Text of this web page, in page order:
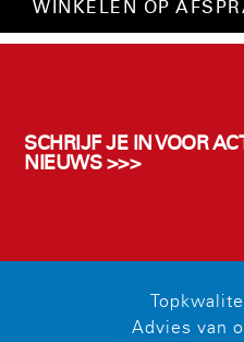
WINKELEN OP
SCHRIJF JE IN VOOR
NIEUWS >>>
Advies van